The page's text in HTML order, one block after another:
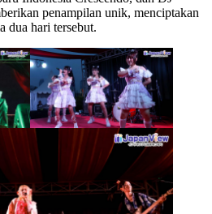
penampilan unik, menciptakan
dua hari tersebut.